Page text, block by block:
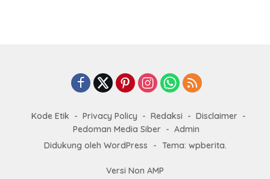
Kode Etik Privacy Policy Redaksi
Disclaimer
Pedoman Media Siber
Admin
Didukung oleh WordPress
- Tema: wpberita.
Versi Non AMP